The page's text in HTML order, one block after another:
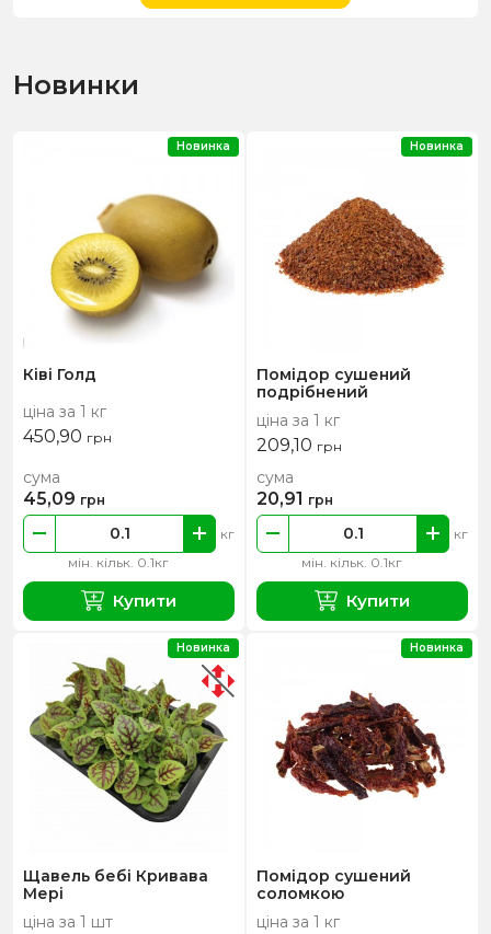
Новинки
Ківі Голд
ціна за 1 кг
450,90 грн
мін. кільк. 0.1кг
кг
сума
45,09 грн
Купити
Новинка
Помідор сушений
подрібнений
ціна за 1 кг
209,10 грн
мін. кільк. 0.1кг
кг
сума
20,91 грн
Купити
Новинка
Щавель бебі Кривава
Мері
ціна за 1 шт
Новинка
Помідор сушений
соломкою
ціна за 1 кг
Новинка